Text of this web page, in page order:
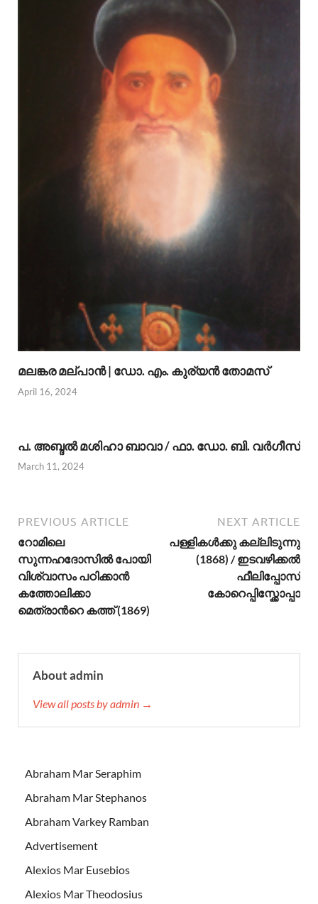
മലങ്കര മല്പാന്‍ | ഡോ. എം. കുര്യന്‍ തോമസ്
April 16, 2024
പ. അബ്ദല്‍ മശിഹാ ബാവാ / ഫാ. ഡോ. ബി. വര്‍ഗീസ്
March 11, 2024
PREVIOUS ARTICLE
റോമിലെ
സുന്നഹദോസില്‍ പോയി
വിശ്വാസം പഠിക്കാന്‍
കത്തോലിക്കാ
മെത്രാന്‍റെ കത്ത് (1869)
NEXT ARTICLE
പള്ളികള്‍ക്കു കല്ലിടുന്നു
(1868) / ഇടവഴിക്കല്‍
ഫീലിപ്പോസ്
കോറെപ്പിസ്ക്കോപ്പാ
About admin
View all posts by admin →
Abraham Mar Seraphim
Abraham Mar Stephanos
Abraham Varkey Ramban
Advertisement
Alexios Mar Eusebios
Alexios Mar Theodosius